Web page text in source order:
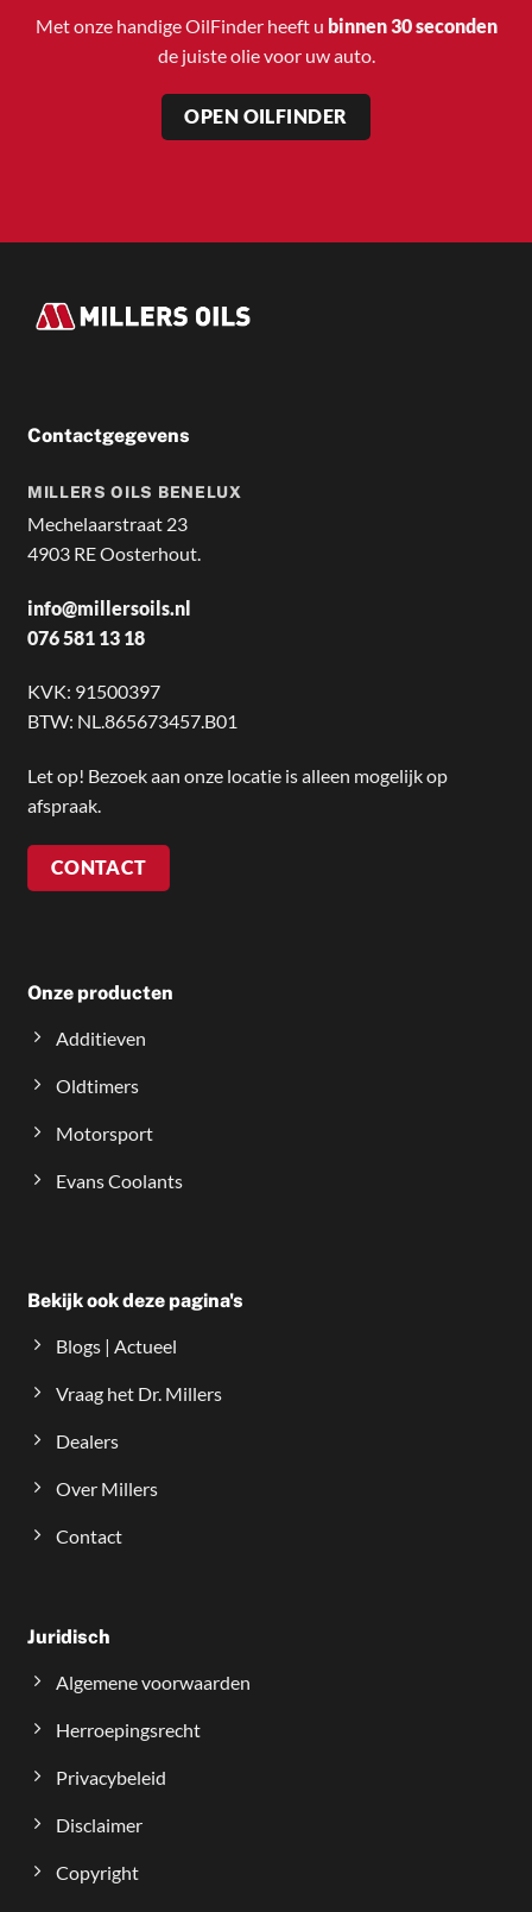
Met onze handige OilFinder heeft u binnen 30 seconden
de juiste olie voor uw auto.
OPEN OILFINDER
Contactgegevens
MILLERS OILS BENELUX
Mechelaarstraat 23
4903 RE Oosterhout.
info@millersoils.nl
076 581 13 18
KVK: 91500397
BTW: NL.865673457.B01
Let op! Bezoek aan onze locatie is alleen mogelijk op
afspraak.
CONTACT
Onze producten
Additieven
Oldtimers
Motorsport
Evans Coolants
Bekijk ook deze pagina's
Blogs | Actueel
Vraag het Dr. Millers
Dealers
Over Millers
Contact
Juridisch
Algemene voorwaarden
Herroepingsrecht
Privacybeleid
Disclaimer
Copyright